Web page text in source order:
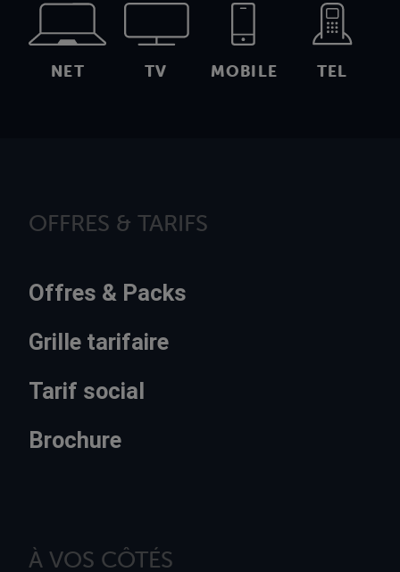
NET TV MOBILE TEL
OFFRES & TARIFS
Offres & Packs
Grille tarifaire
Tarif social
Brochure
À VOS CÔTÉS